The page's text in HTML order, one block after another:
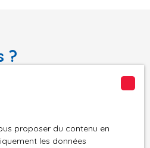
?
Roanne (42300)
Localisation
proposer du contenu en
les données